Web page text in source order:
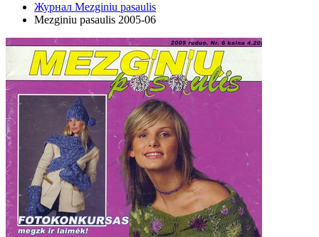
Журнал Mezginiu pasaulis
Mezginiu pasaulis 2005-06